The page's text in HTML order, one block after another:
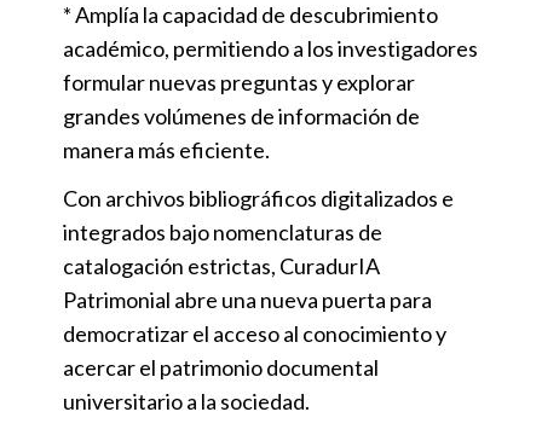
* Amplía la capacidad de descubrimiento
académico, permitiendo a los investigadores
formular nuevas preguntas y explorar
grandes volúmenes de información de
manera más eficiente.
Con archivos bibliográficos digitalizados e
integrados bajo nomenclaturas de
catalogación estrictas, CuradurIA
Patrimonial abre una nueva puerta para
democratizar el acceso al conocimiento y
acercar el patrimonio documental
universitario a la sociedad.